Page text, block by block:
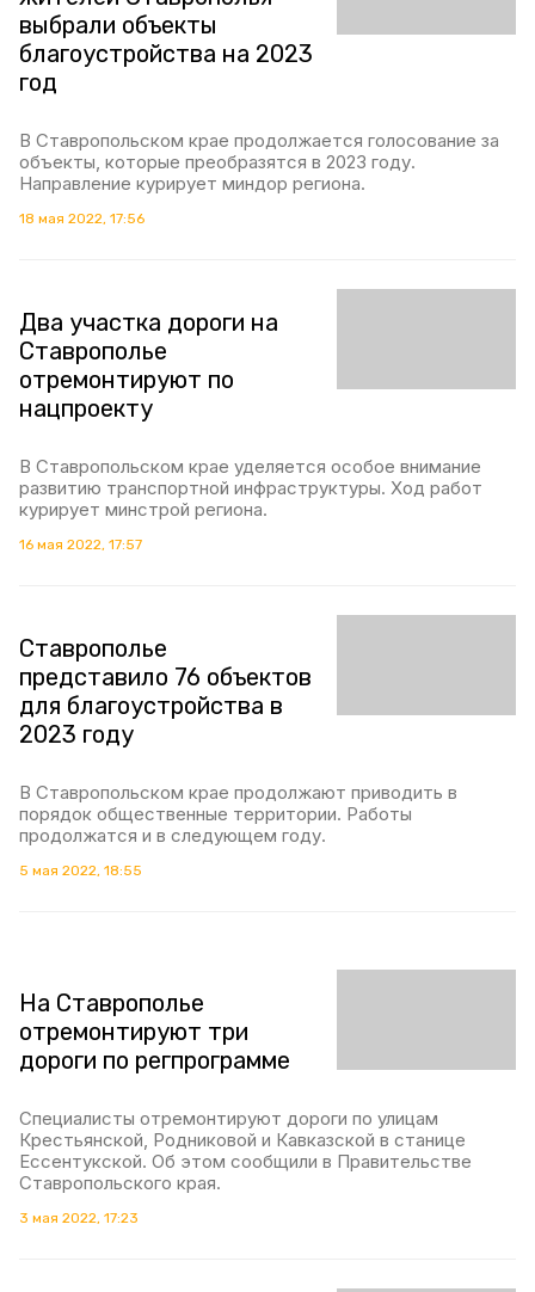
выбрали объекты
благоустройства на 2023
год
В Ставропольском крае продолжается голосование за
объекты, которые преобразятся в 2023 году.
Направление курирует миндор региона.
18 мая 2022, 17:56
Два участка дороги на
Ставрополье
отремонтируют по
нацпроекту
В Ставропольском крае уделяется особое внимание
развитию транспортной инфраструктуры. Ход работ
курирует минстрой региона.
16 мая 2022, 17:57
Ставрополье
представило 76 объектов
для благоустройства в
2023 году
В Ставропольском крае продолжают приводить в
порядок общественные территории. Работы
продолжатся и в следующем году.
5 мая 2022, 18:55
На Ставрополье
отремонтируют три
дороги по регпрограмме
Специалисты отремонтируют дороги по улицам
Крестьянской, Родниковой и Кавказской в станице
Ессентукской. Об этом сообщили в Правительстве
Ставропольского края.
3 мая 2022, 17:23